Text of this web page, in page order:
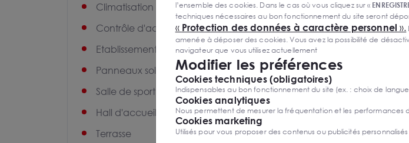
Climatisation réversible
Contrôle d'accès
Etablissement recevant du public
Panneaux solaires
Salle de sport
Hall d'accueil
Terrasse
Intelligence
Réglementation
environnementale
Certification HQE
Chauffage et
géothermie
Autonomie en
l’ensemble des cookies. Dans le cas où vous cliquez sur «
techniques nécessaires au bon fonctionnement du site seront
« Protection des données à caractère personnel ».
amenée à déposer des cookies. Vous avez la possibilité de
navigateur que vous utilisez actuellement
Modifier les préférences
Cookies techniques (obligatoires)
Indispensables au bon fonctionnement du site (ex. : choix de
Cookies analytiques
Nous permettent de mesurer la fréquentation et les performances
Cookies marketing
Utilisés pour vous proposer des contenus ou publicités